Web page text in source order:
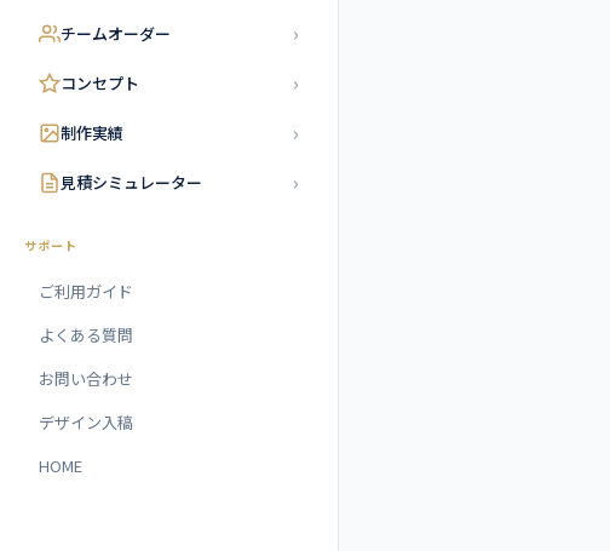
チームオーダー ›
コンセプト ›
制作実績 ›
見積シミュレーター ›
サポート
ご利用ガイド
よくある質問
お問い合わせ
デザイン入稿
HOME